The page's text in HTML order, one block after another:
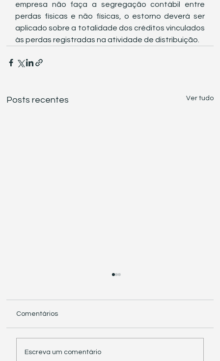
empresa não faça a segregação contábil entre
perdas físicas e não físicas, o estorno deverá ser
aplicado sobre a totalidade dos créditos vinculados
às perdas registradas na atividade de distribuição.
Posts recentes Ver tudo
Comentários
Escreva um comentário